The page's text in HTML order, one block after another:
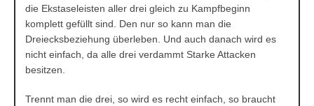
die Ekstaseleisten aller drei gleich zu Kampfbeginn
komplett gefüllt sind. Den nur so kann man die
Dreiecksbeziehung überleben. Und auch danach wird es
nicht einfach, da alle drei verdammt Starke Attacken
besitzen.
Trennt man die drei, so wird es recht einfach, so braucht